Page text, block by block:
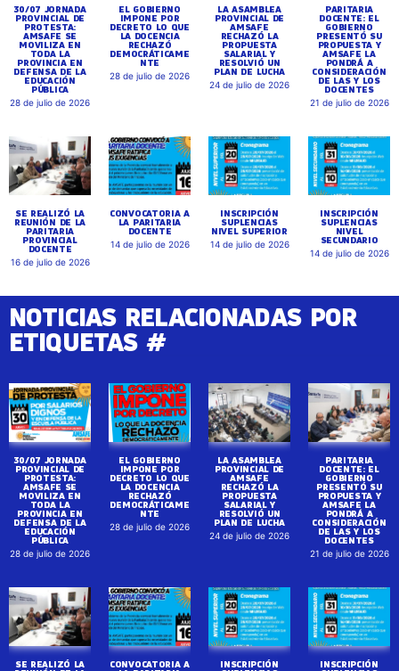
30/07 JORNADA
PROVINCIAL DE
PROTESTA:
AMSAFE SE
MOVILIZA EN
TODA LA
PROVINCIA EN
DEFENSA DE LA
EDUCACIÓN
PÚBLICA
28 de julio de 2026
EL GOBIERNO
IMPONE POR
DECRETO LO QUE
LA DOCENCIA
RECHAZÓ
DEMOCRÁTICAME
NTE
28 de julio de 2026
LA ASAMBLEA
PROVINCIAL DE
AMSAFE
RECHAZÓ LA
PROPUESTA
SALARIAL Y
RESOLVIÓ UN
PLAN DE LUCHA
24 de julio de 2026
PARITARIA
DOCENTE: EL
GOBIERNO
PRESENTÓ SU
PROPUESTA Y
AMSAFE LA
PONDRÁ A
CONSIDERACIÓN
DE LAS Y LOS
DOCENTES
21 de julio de 2026
SE REALIZÓ LA
REUNIÓN DE LA
PARITARIA
PROVINCIAL
DOCENTE
16 de julio de 2026
CONVOCATORIA A
LA PARITARIA
DOCENTE
14 de julio de 2026
INSCRIPCIÓN
SUPLENCIAS
NIVEL SUPERIOR
14 de julio de 2026
INSCRIPCIÓN
SUPLENCIAS
NIVEL
SECUNDARIO
14 de julio de 2026
NOTICIAS RELACIONADAS POR
ETIQUETAS #
30/07 JORNADA
PROVINCIAL DE
PROTESTA:
AMSAFE SE
MOVILIZA EN
TODA LA
PROVINCIA EN
DEFENSA DE LA
EDUCACIÓN
PÚBLICA
28 de julio de 2026
EL GOBIERNO
IMPONE POR
DECRETO LO QUE
LA DOCENCIA
RECHAZÓ
DEMOCRÁTICAME
NTE
28 de julio de 2026
LA ASAMBLEA
PROVINCIAL DE
AMSAFE
RECHAZÓ LA
PROPUESTA
SALARIAL Y
RESOLVIÓ UN
PLAN DE LUCHA
24 de julio de 2026
PARITARIA
DOCENTE: EL
GOBIERNO
PRESENTÓ SU
PROPUESTA Y
AMSAFE LA
PONDRÁ A
CONSIDERACIÓN
DE LAS Y LOS
DOCENTES
21 de julio de 2026
SE REALIZÓ LA CONVOCATORIA A INSCRIPCIÓN INSCRIPCIÓN